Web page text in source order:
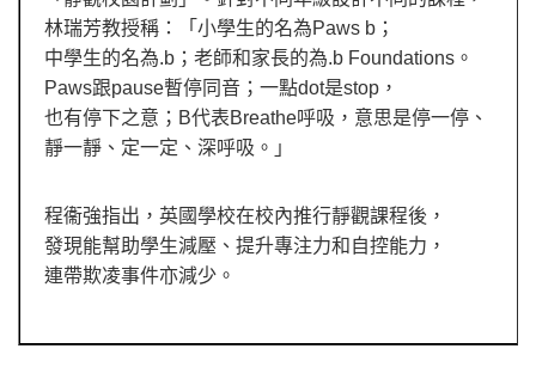
林瑞芳教授稱：「小學生的名為Paws b ；
中學生的名為.b ；老師和家長的為.b Foundations 。
Paws跟pause暫停同音；一點dot是stop ，
也有停下之意； B代表Breathe呼吸，意思是停一停、
靜一靜、定一定、深呼吸。」
程衞強指出，英國學校在校內推行靜觀課程後，
發現能幫助學生減壓、提升專注力和自控能力，
連帶欺凌事件亦減少。